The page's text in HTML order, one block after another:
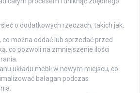
o dodatkowych rzeczach, takich jak:
co można oddać lub sprzedać przed
co pozwoli na zmniejszenie ilości
układu mebli w nowym miejscu, co
bałagan podczas